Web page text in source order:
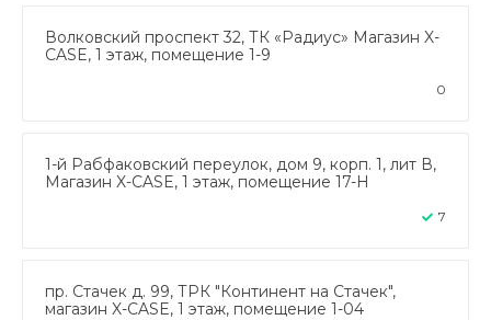
Волковский проспект 32, ТК «Радиус» Магазин X-
CASE, 1 этаж, помещение 1-9
0
1-й Рабфаковский переулок, дом 9, корп. 1, лит В,
Магазин X-CASE, 1 этаж, помещение 17-Н
7
пр. Стачек д. 99, ТРК "Континент на Стачек",
магазин X-CASE, 1 этаж, помещение 1-04